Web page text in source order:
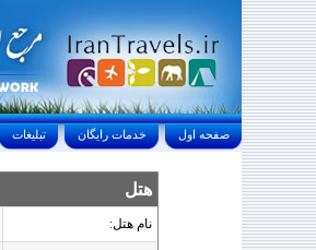
تبليغات خدمات رايگان صفحه اول
هتل
نام هتل: